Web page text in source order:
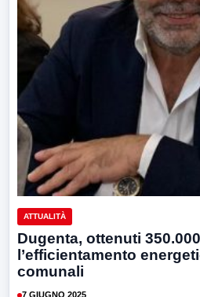
ATTUALITÀ
Dugenta, ottenuti
l’efficientamento
comunali
7 GIUGNO 2025